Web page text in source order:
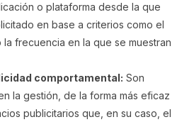
o plataforma desde la que
en base a criterios como el
frecuencia en la que se muestran
comportamental: Son
la gestión, de la forma más eficaz
publicitarios que, en su caso, el